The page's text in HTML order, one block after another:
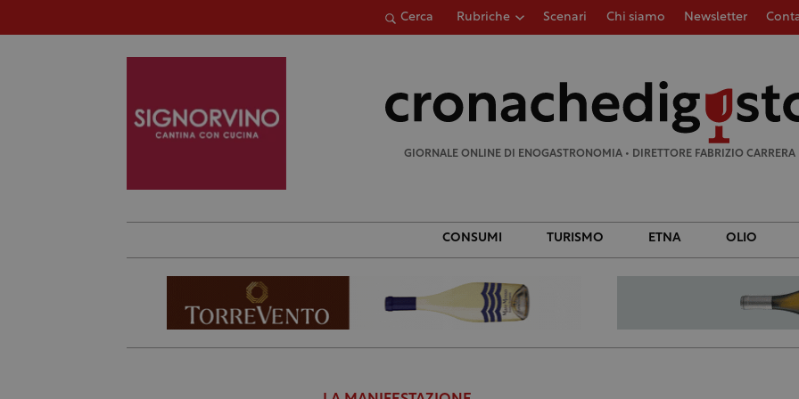
Cerca Rubriche Scenari Chi siamo Newsletter
GIORNALE ONLINE DI ENOGASTRONOMIA • DIRETTORE FABRIZIO CARRERA
CONSUMI TURISMO ETNA OLIO